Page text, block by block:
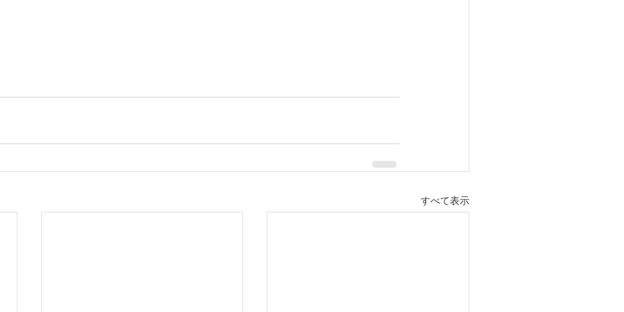
すべて表示